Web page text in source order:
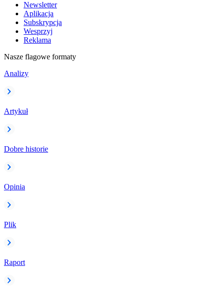
Newsletter
Aplikacja
Subskrypcja
Wesprzyj
Reklama
Nasze flagowe formaty
Analizy
Artykuł
Dobre historie
Opinia
Plik
Raport